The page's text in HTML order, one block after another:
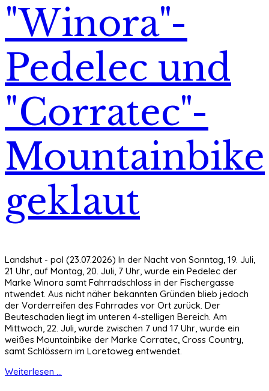
"Winora"-
Pedelec und
"Corratec"-
Mountainbike
geklaut
Landshut - pol (23.07.2026) In der Nacht von Sonntag, 19. Juli,
21 Uhr, auf Montag, 20. Juli, 7 Uhr, wurde ein Pedelec der
Marke Winora samt Fahrradschloss in der Fischergasse
ntwendet. Aus nicht näher bekannten Gründen blieb jedoch
der Vorderreifen des Fahrrades vor Ort zurück. Der
Beuteschaden liegt im unteren 4-stelligen Bereich. Am
Mittwoch, 22. Juli, wurde zwischen 7 und 17 Uhr, wurde ein
weißes Mountainbike der Marke Corratec, Cross Country,
samt Schlössern im Loretoweg entwendet.
Weiterlesen ...